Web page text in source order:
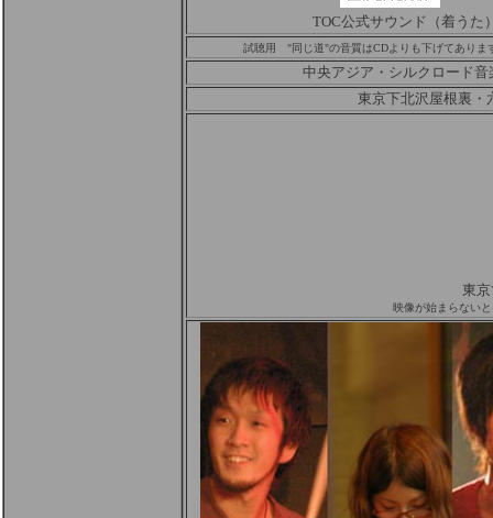
TOC公式サウンド（
試聴用 "同じ道"の音質はCDよりも下げてありま
中央アジア・シルクロード
東京下北沢屋根裏・
東
映像が始まらない